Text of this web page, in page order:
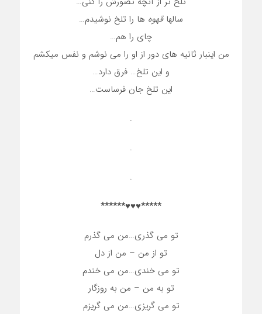
سالهاقهوه ها را تلخ نوشیدم…
چای را هم…
من اینبار ثانیه های دور از او را می نوشم و نفس میکشم
و این تلخ… فرق دارد…
این تلخ جان فرساست…
.
.
.
*****♥♥♥******
تو می گذری…من می گذرم
تو از من – من از دل
تو می خندی…من می خندم
تو به من – من به روزگار
تو می گریزی…من می گریزم